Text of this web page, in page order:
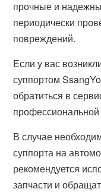
прочные и
периодически
повреждений.
Если у вас
суппортом
обратиться в
профессиональной
В случае
суппорта на
рекомендуется
запчасти и